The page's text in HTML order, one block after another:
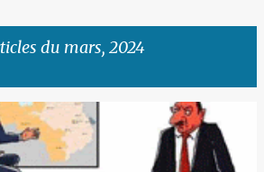
du mars, 2024